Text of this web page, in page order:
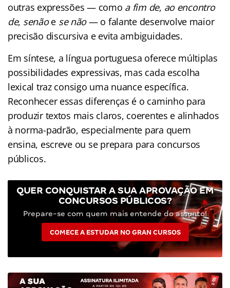
outras expressões — como a fim de, ao encontro
de, senãoe se não— o falante desenvolve maior
precisão discursiva e evita ambiguidades.
Em síntese, a língua portuguesa oferece múltiplas
possibilidades expressivas, mas cada escolha
lexical traz consigo uma nuance específica.
Reconhecer essas diferenças é o caminho para
produzir textos mais claros, coerentes e alinhados
à norma-padrão, especialmente para quem
ensina, escreve ou se prepara para concursos
públicos.
QUER CONQUISTAR A SUA APROVAÇÃO EM
CONCURSOS PÚBLICOS?
Prepare-se com quem mais entende do assunto!
COMECE A ESTUDAR NO GRAN CURSOS